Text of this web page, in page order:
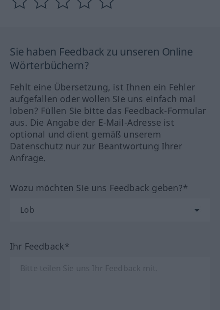
Sie haben Feedback zu unseren Online
Wörterbüchern?
Fehlt eine Übersetzung, ist Ihnen ein Fehler
aufgefallen oder wollen Sie uns einfach mal
loben? Füllen Sie bitte das Feedback-Formular
aus. Die Angabe der E-Mail-Adresse ist
optional und dient gemäß unserem
Datenschutz nur zur Beantwortung Ihrer
Anfrage.
Wozu möchten Sie uns Feedback geben?*
Ihr Feedback*